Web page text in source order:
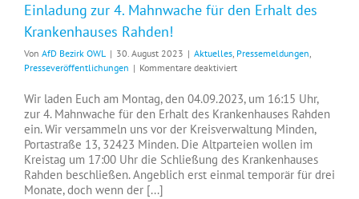
Einladung zur 4. Mahnwache für den Erhalt des
Krankenhauses Rahden!
Von AfD Bezirk OWL | 30. August 2023 | Aktuelles, Pressemeldungen,
Presseveröffentlichungen | Kommentare deaktiviertfür
zur
4.
Mahnwache
für
den
Erhalt
des
Wir laden Euch am Montag, den 04.09.2023, um 16:15 Uhr,
zur 4. Mahnwache für den Erhalt des Krankenhauses Rahden
ein. Wir versammeln uns vor der Kreisverwaltung Minden,
Portastraße 13, 32423 Minden. Die Altparteien wollen im
Kreistag um 17:00 Uhr die Schließung des Krankenhauses
Rahden beschließen. Angeblich erst einmal temporär für drei
Monate, doch wenn der [...]